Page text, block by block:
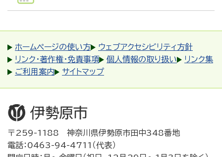
ホームページの使い方
ウェブアクセシビリティ方針
リンク・著作権・免責事項
個人情報の取り扱い
リンク集
ご利用案内
サイトマップ
〒259-1188 神奈川県伊勢原市田中348番地
電話：0463-94-4711（代表）